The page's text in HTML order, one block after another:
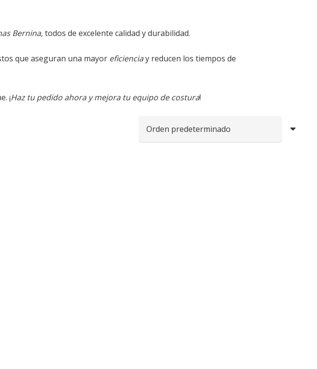
Bernina, todos de excelente calidad y durabilidad.
que aseguran una mayor eficienciay reducen los tiempos de
¡Haz tu pedido ahora y mejora tu equipo de costura!